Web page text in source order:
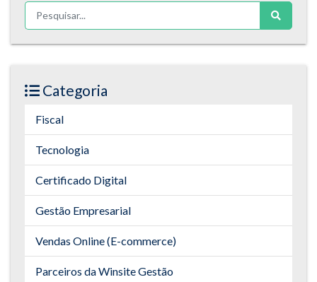
Categoria
Fiscal
Tecnologia
Certificado Digital
Gestão Empresarial
Vendas Online (E-commerce)
Parceiros da Winsite Gestão